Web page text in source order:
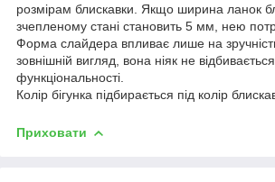
розмірам блискавки. Якщо ширина ланок
зчепленому стані становить 5 мм, нею
Форма слайдера впливає лише на
зовнішній вигляд, вона ніяк не
функціональності.
Колір бігунка підбирається під колір
Приховати